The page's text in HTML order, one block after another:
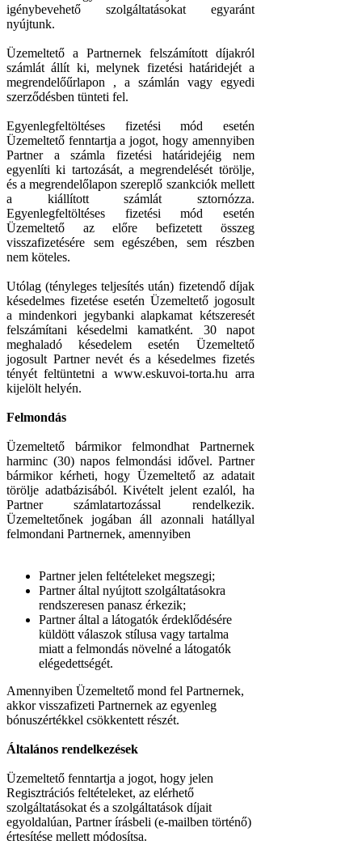
igénybevehető szolgáltatásokat egyaránt
nyújtunk.
Üzemeltető a Partnernek felszámított díjakról
számlát állít ki, melynek fizetési határidejét a
megrendelőűrlapon , a számlán vagy egyedi
szerződésben tünteti fel.
Egyenlegfeltöltéses fizetési mód esetén
Üzemeltető fenntartja a jogot, hogy amennyiben
Partner a számla fizetési határidejéig nem
egyenlíti ki tartozását, a megrendelését törölje,
és a megrendelőlapon szereplő szankciók mellett
a kiállított számlát sztornózza.
Egyenlegfeltöltéses fizetési mód esetén
Üzemeltető az előre befizetett összeg
visszafizetésére sem egészében, sem részben
nem köteles.
Utólag (tényleges teljesítés után) fizetendő díjak
késedelmes fizetése esetén Üzemeltető jogosult
a mindenkori jegybanki alapkamat kétszeresét
felszámítani késedelmi kamatként. 30 napot
meghaladó késedelem esetén Üzemeltető
jogosult Partner nevét és a késedelmes fizetés
tényét feltüntetni a www.eskuvoi-torta.hu arra
kijelölt helyén.
Felmondás
Üzemeltető bármikor felmondhat Partnernek
harminc (30) napos felmondási idővel. Partner
bármikor kérheti, hogy Üzemeltető az adatait
törölje adatbázisából. Kivételt jelent ezalól, ha
Partner számlatartozással rendelkezik.
Üzemeltetőnek jogában áll azonnali hatállyal
felmondani Partnernek, amennyiben
Partner jelen feltételeket megszegi;
Partner által nyújtott szolgáltatásokra
rendszeresen panasz érkezik;
Partner által a látogatók érdeklődésére
küldött válaszok stílusa vagy tartalma
miatt a felmondás növelné a látogatók
elégedettségét.
Amennyiben Üzemeltető mond fel Partnernek,
akkor visszafizeti Partnernek az egyenleg
bónuszértékkel csökkentett részét.
Általános rendelkezések
Üzemeltető fenntartja a jogot, hogy jelen
Regisztrációs feltételeket, az elérhető
szolgáltatásokat és a szolgáltatások díjait
egyoldalúan, Partner írásbeli (e-mailben történő)
értesítése mellett módosítsa.